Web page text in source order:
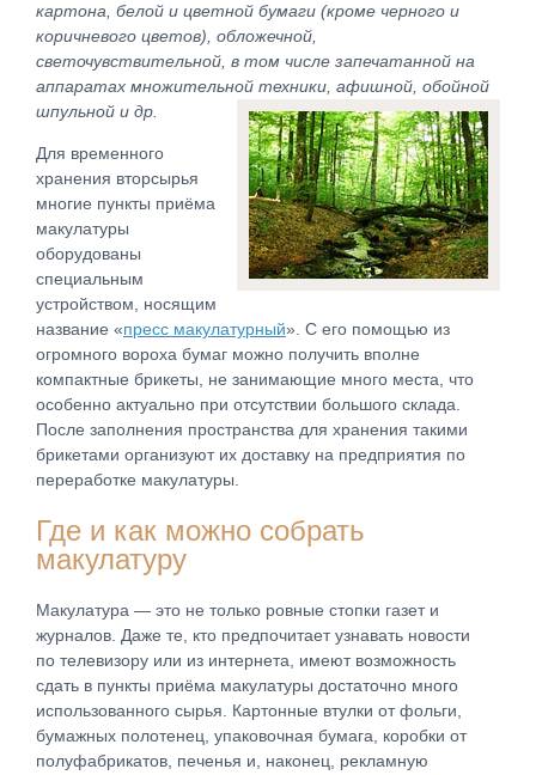
картона, белой и цветной бумаги (кроме черного и
коричневого цветов), обложечной,
светочувствительной, в том числе запечатанной на
аппаратах множительной техники, афишной, обойной
шпульной и др.
Для временного
хранения вторсырья
многие пункты приёма
макулатуры
оборудованы
специальным
устройством, носящим
название «пресс макулатурный». С его помощью из
огромного вороха бумаг можно получить вполне
компактные брикеты, не занимающие много места, что
особенно актуально при отсутствии большого склада.
После заполнения пространства для хранения такими
брикетами организуют их доставку на предприятия по
переработке макулатуры.
Где и как можно собрать
макулатуру
Макулатура — это не только ровные стопки газет и
журналов. Даже те, кто предпочитает узнавать новости
по телевизору или из интернета, имеют возможность
сдать в пункты приёма макулатуры достаточно много
использованного сырья. Картонные втулки от фольги,
бумажных полотенец, упаковочная бумага, коробки от
полуфабрикатов, печенья и, наконец, рекламную